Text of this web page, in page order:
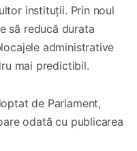
instituții. Prin noul
să reducă durata
administrative
mai predictibil.
de Parlament,
odată cu publicarea